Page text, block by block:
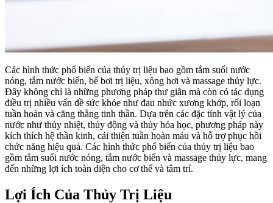
Các hình thức phổ biến của thủy trị liệu bao gồm tắm suối nước
nóng, tắm nước biển, bể bơi trị liệu, xông hơi và massage thủy lực.
Đây không chỉ là những phương pháp thư giãn mà còn có tác dụng
điều trị nhiều vấn đề sức khỏe như đau nhức xương khớp, rối loạn
tuần hoàn và căng thẳng tinh thần. Dựa trên các đặc tính vật lý của
nước như thủy nhiệt, thủy động và thủy hóa học, phương pháp này
kích thích hệ thần kinh, cải thiện tuần hoàn máu và hỗ trợ phục hồi
chức năng hiệu quả. Các hình thức phổ biến của thủy trị liệu bao
gồm tắm suối nước nóng, tắm nước biển và massage thủy lực, mang
đến những lợi ích toàn diện cho cơ thể và tâm trí.
Lợi Ích Của Thủy Trị Liệu